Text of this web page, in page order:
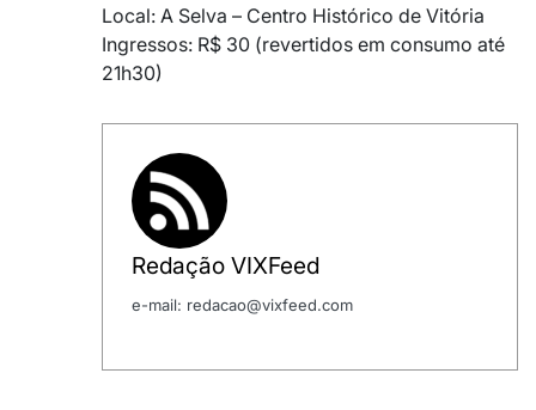
Local: A Selva – Centro Histórico de Vitória
Ingressos: R$ 30 (revertidos em consumo até
21h30)
Redação VIXFeed
e-mail: redacao@vixfeed.com